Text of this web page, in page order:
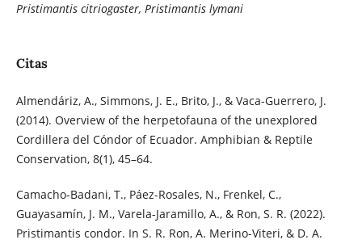
Pristimantis citriogaster, Pristimantis lymani
Citas
Almendáriz, A., Simmons, J. E., Brito, J., & Vaca-Guerrero, J.
(2014). Overview of the herpetofauna of the unexplored
Cordillera del Cóndor of Ecuador. Amphibian & Reptile
Conservation, 8(1), 45–64.
Camacho-Badani, T., Páez-Rosales, N., Frenkel, C.,
Guayasamín, J. M., Varela-Jaramillo, A., & Ron, S. R. (2022).
Pristimantis condor. In S. R. Ron, A. Merino-Viteri, & D. A.